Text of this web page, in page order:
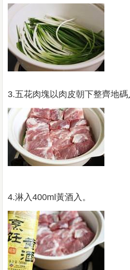
3.五花肉塊以肉皮朝下整齊地碼
4.淋入400ml黃酒入。